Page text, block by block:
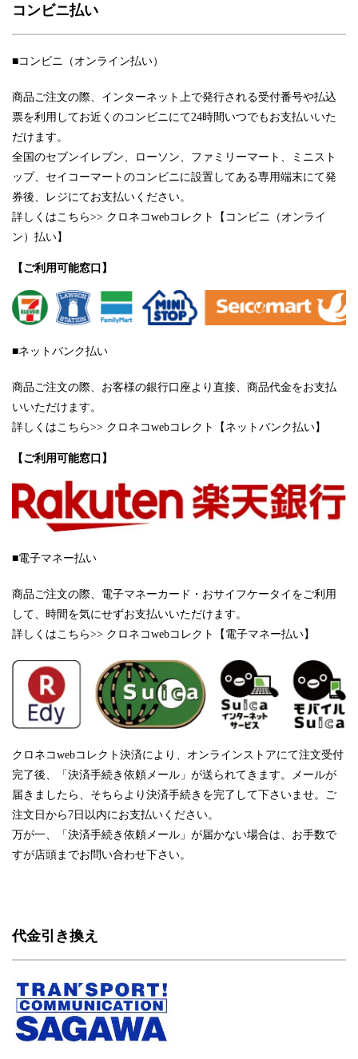
コンビニ払い
■コンビニ（オンライン払い）
商品ご注文の際、インターネット上で発行される受付番号や払込
票を利用してお近くのコンビニにて24時間いつでもお支払いいた
だけます。
全国のセブンイレブン、ローソン、ファミリーマート、ミニスト
ップ、セイコーマートのコンビニに設置してある専用端末にて発
券後、レジにてお支払いください。
詳しくは こちら>> クロネコwebコレクト【コンビニ（オンライ
ン）払い】
【ご利用可能窓口】
■ネットバンク払い
商品ご注文の際、お客様の銀行口座より直接、商品代金をお支払
いいただけます。
詳しくは こちら>> クロネコwebコレクト【ネットバンク払い】
【ご利用可能窓口】
■電子マネー払い
商品ご注文の際、電子マネーカード・おサイフケータイをご利用
して、時間を気にせずお支払いいただけます。
詳しくはこちら>> クロネコwebコレクト【電子マネー払い】
クロネコwebコレクト決済により、オンラインストアにて注文受付
完了後、「決済手続き依頼メール」が送られてきます。メールが
届きましたら、そちらより決済手続きを完了して下さいませ。ご
注文日から7日以内にお支払いください。
万が一、「決済手続き依頼メール」が届かない場合は、お手数で
すが店頭までお問い合わせ下さい。
代金引き換え